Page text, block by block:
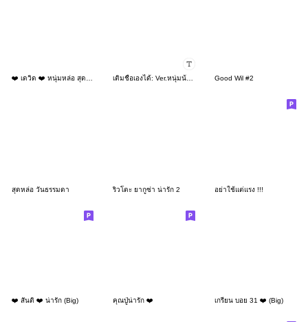
❤️ เดวิด ❤️ หนุ่มหล่อ สุดเท่ (Mini) เติมชื่อเองได้: Ver.หนุ่มน้อยขี้เซา! Good Wil #2
สุดหล่อ วันธรรมดา ริวโตะ ยากูซ่า น่ารัก 2 อย่าใช้แต่แรง !!!
❤️ สันติ ❤️ น่ารัก (Big) คุณปู่น่ารัก ❤️ เกรียน บอย 31 ❤️ (Big)